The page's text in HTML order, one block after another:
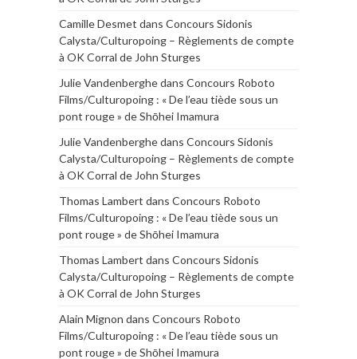
Camille Desmet dans Concours Sidonis
Calysta/Culturopoing – Règlements de compte
à OK Corral de John Sturges
Julie Vandenberghedans Concours Roboto
Films/Culturopoing : « De l’eau tiède sous un
pont rouge » de Shōhei Imamura
Julie Vandenberghedans Concours Sidonis
Calysta/Culturopoing – Règlements de compte
à OK Corral de John Sturges
Thomas Lambert dans Concours Roboto
Films/Culturopoing : « De l’eau tiède sous un
pont rouge » de Shōhei Imamura
Thomas Lambert dans Concours Sidonis
Calysta/Culturopoing – Règlements de compte
à OK Corral de John Sturges
Alain Mignon dans Concours Roboto
Films/Culturopoing : « De l’eau tiède sous un
pont rouge » de Shōhei Imamura